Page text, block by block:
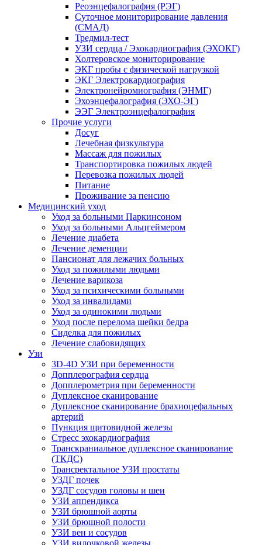
Реоэнцефалография (РЭГ)
Суточное мониторирование давления
(СМАД)
Тредмил-тест
УЗИ сердца / Эхокардиография (ЭХОКГ)
Холтеровское мониторирование
ЭКГ пробы с физической нагрузкой
ЭКГ Электрокардиография
Электронейромиография (ЭНМГ)
Эхоэнцефалография (ЭХО-ЭГ)
ЭЭГ Электроэнцефалография
Прочие услуги
Досуг
Лечебная физкультура
Массаж для пожилых
Транспортировка пожилых людей
Перевозка пожилых людей
Питание
Проживание за пенсию
Медицинский уход
Уход за больными Паркинсоном
Уход за больными Альцгеймером
Лечение диабета
Лечение деменции
Пансионат для лежачих больных
Уход за пожилыми людьми
Лечение варикоза
Уход за психическими больными
Уход за инвалидами
Уход за одинокими людьми
Уход после перелома шейки бедра
Сиделка для пожилых
Лечение слабовидящих
Узи
3D-4D УЗИ при беременности
Допплерография сердца
Допплерометрия при беременности
Дуплексное сканирование
Дуплексное сканирование брахиоцефальных
артерий
Пункция щитовидной железы
Стресс эхокардиография
Транскраниальное дуплексное сканирование
(ТКДС)
Трансректальное УЗИ простаты
УЗДГ почек
УЗДГ сосудов головы и шеи
УЗИ аппендикса
УЗИ брюшной аорты
УЗИ брюшной полости
УЗИ вен и сосудов
УЗИ вилочковой железы